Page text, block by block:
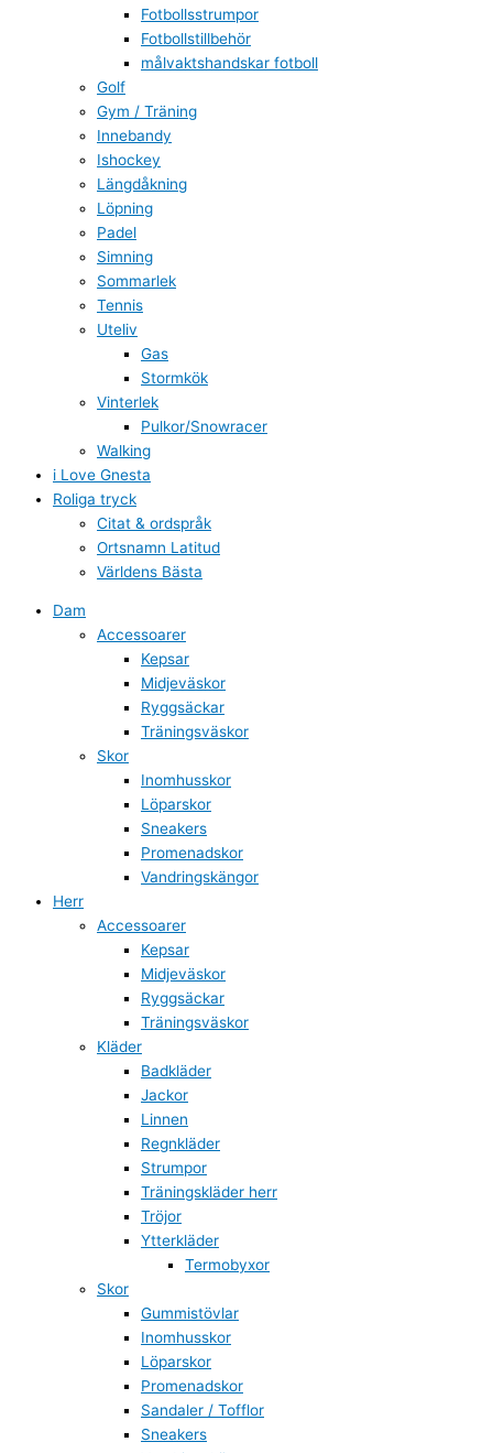
Fotbollsstrumpor
Fotbollstillbehör
målvaktshandskar fotboll
Golf
Gym / Träning
Innebandy
Ishockey
Längdåkning
Löpning
Padel
Simning
Sommarlek
Tennis
Uteliv
Gas
Stormkök
Vinterlek
Pulkor/Snowracer
Walking
i Love Gnesta
Roliga tryck
Citat & ordspråk
Ortsnamn Latitud
Världens Bästa
Dam
Accessoarer
Kepsar
Midjeväskor
Ryggsäckar
Träningsväskor
Skor
Inomhusskor
Löparskor
Sneakers
Promenadskor
Vandringskängor
Herr
Accessoarer
Kepsar
Midjeväskor
Ryggsäckar
Träningsväskor
Kläder
Badkläder
Jackor
Linnen
Regnkläder
Strumpor
Träningskläder herr
Tröjor
Ytterkläder
Termobyxor
Skor
Gummistövlar
Inomhusskor
Löparskor
Promenadskor
Sandaler / Tofflor
Sneakers